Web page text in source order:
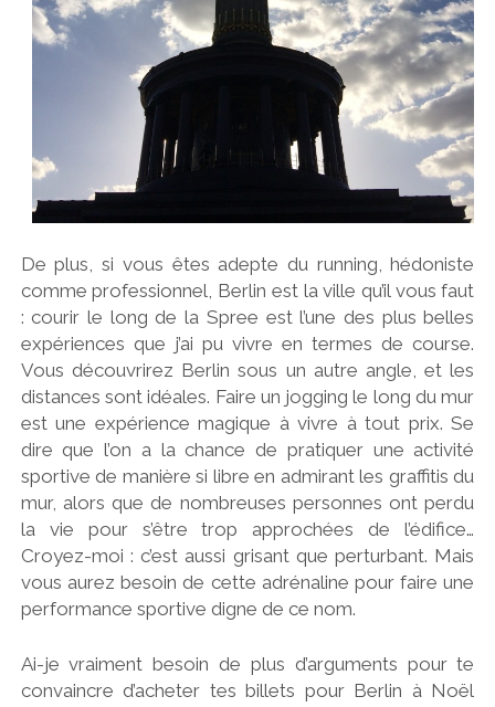
De plus, si vous êtes adepte du running, hédoniste
comme professionnel, Berlin est la ville qu’il vous faut
: courir le long de la Spree est l’une des plus belles
expériences que j’ai pu vivre en termes de course.
Vous découvrirez Berlin sous un autre angle, et les
distances sont idéales. Faire un jogging le long du mur
est une expérience magique à vivre à tout prix. Se
dire que l’on a la chance de pratiquer une activité
sportive de manière si libre en admirant les graffitis du
mur, alors que de nombreuses personnes ont perdu
la vie pour s’être trop approchées de l’édifice…
Croyez-moi : c’est aussi grisant que perturbant. Mais
vous aurez besoin de cette adrénaline pour faire une
performance sportive digne de ce nom.
Ai-je vraiment besoin de plus d’arguments pour te
convaincre d’acheter tes billets pour Berlin à Noël